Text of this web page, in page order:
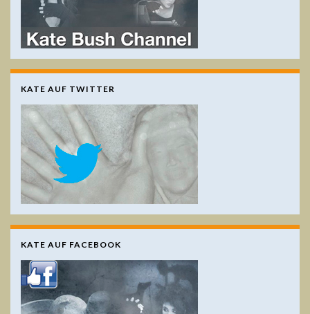
KATE AUF TWITTER
KATE AUF FACEBOOK